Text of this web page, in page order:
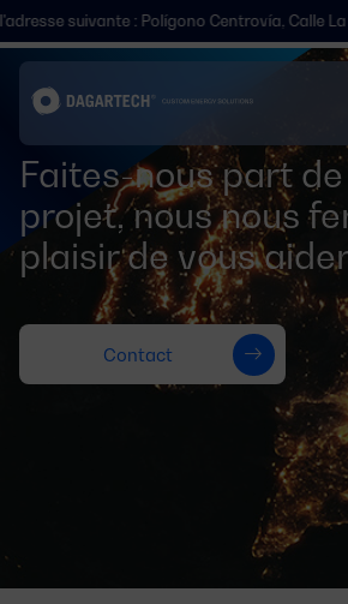
suivante : Polígono Centrovía, Calle La
Faites-nous part
projet, nous nous
plaisir de vous
Contact